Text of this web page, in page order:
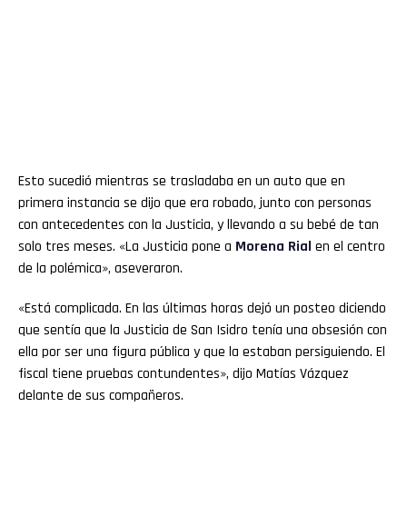
Esto sucedió mientras se trasladaba en un auto que en
primera instancia se dijo que era robado, junto con personas
con antecedentes con la Justicia, y llevando a su bebé de tan
solo tres meses. «La Justicia pone a Morena Rial en el centro
de la polémica», aseveraron.
«Está complicada. En las últimas horas dejó un posteo diciendo
que sentía que la Justicia de San Isidro tenía una obsesión con
ella por ser una figura pública y que la estaban persiguiendo. El
fiscal tiene pruebas contundentes», dijo Matías Vázquez
delante de sus compañeros.